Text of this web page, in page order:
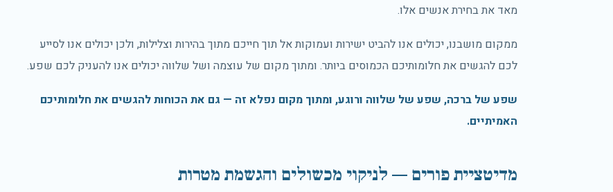
מאד את בחירת אנשים אלו.
ממקום מושבנו, יכולים אנו להביט ישירות ועמוקות אל תוך חייכם מתוך בהירות וצלילות, ולכן יכולים אנו לסייע
לכם להגשים את חלומותיכם הכמוסים ביותר. ומתוך מקום של עוצמה ושל שלווה יכולים אנו להעניק לכם שפע.
שפע של ברכה, שפע של שלווה ורוגע, ומתוך מקום נפלא זה — גם את הכוחות להגשים את חלומותיכם
האמיתיים.
מדיטציית פורים — לניקוי מכשולים והגשמת מטרות